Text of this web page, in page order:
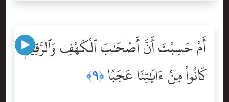
أَمْ حَسِبْتَ أَنَّ أَصْحَٰبَ ٱلْكَهْفِ وَٱلرَّقِيمِ
كَانُواْ مِنْ ءَايَٰتِنَا عَجَبًا ﴿٩﴾